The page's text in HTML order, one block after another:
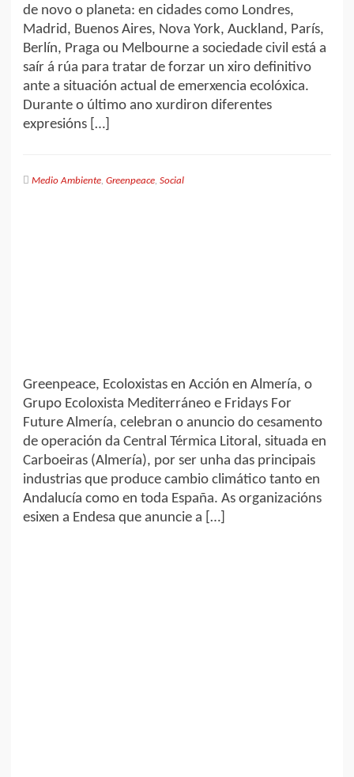
de novo o planeta: en cidades como Londres,
Madrid, Buenos Aires, Nova York, Auckland, París,
Berlín, Praga ou Melbourne a sociedade civil está a
saír á rúa para tratar de forzar un xiro definitivo
ante a situación actual de emerxencia ecolóxica.
Durante o último ano xurdiron diferentes
expresións […]
Medio Ambiente, Greenpeace, Social
Greenpeace, Ecoloxistas en Acción en Almería, o
Grupo Ecoloxista Mediterráneo e Fridays For
Future Almería, celebran o anuncio do cesamento
de operación da Central Térmica Litoral, situada en
Carboeiras (Almería), por ser unha das principais
industrias que produce cambio climático tanto en
Andalucía como en toda España. As organizacións
esixen a Endesa que anuncie a […]